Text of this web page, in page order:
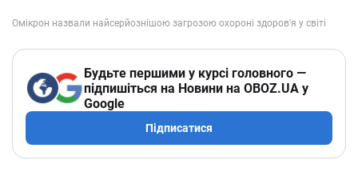
Будьте першими у курсі головного —
підпишіться на Новини на OBOZ.UA у
Google
Підписатися